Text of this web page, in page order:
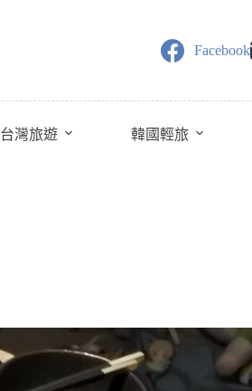
Facebook
台灣旅遊 韓國輕旅